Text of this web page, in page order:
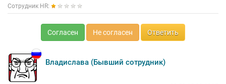
Сотрудник HR:
Согласен Не согласен Ответить
Владислава (Бывший сотрудник)